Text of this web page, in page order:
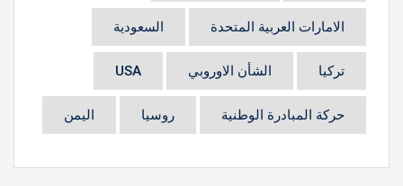
الامارات العربية المتحدة السعودية
تركيا الشأن الاوروبي USA
حركة المبادرة الوطنية روسيا اليمن